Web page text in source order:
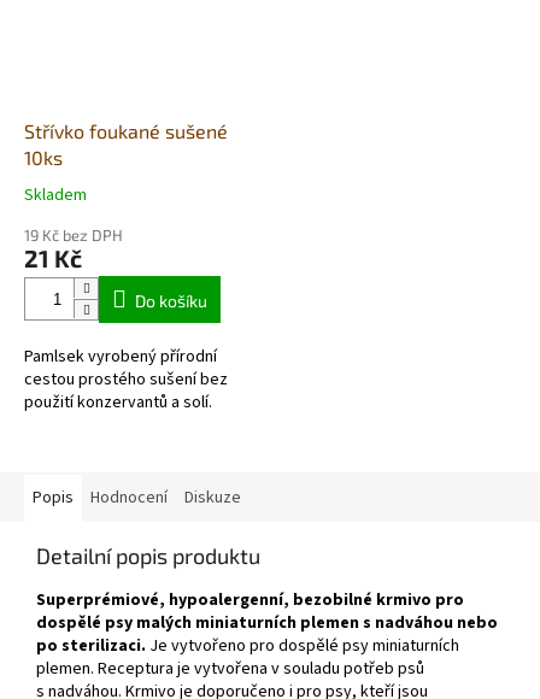
Střívko foukané sušené
10ks
Průměrné
produktu
je
hvězdiček.
Skladem
19 Kč bez DPH
21 Kč
Do košíku
Pamlsek vyrobený přírodní
cestou prostého sušení bez
použití konzervantů a solí.
Popis Hodnocení Diskuze
Detailní popis produktu
Superprémiové, hypoalergenní, bezobilné krmivo pro
dospělé psy malých miniaturních plemen s nadváhou nebo
po sterilizaci. Je vytvořeno pro dospělé psy miniaturních
plemen. Receptura je vytvořena v souladu potřeb psů
s nadváhou. Krmivo je doporučeno i pro psy, kteří jsou